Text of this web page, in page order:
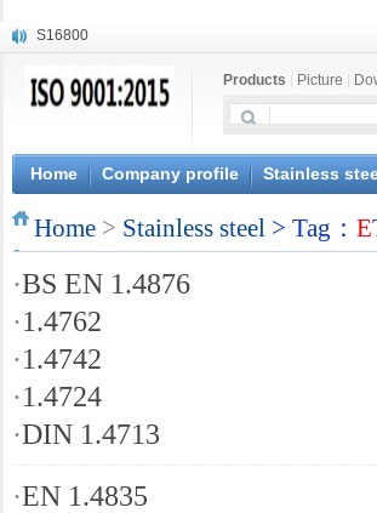
S16800
X20CrMoWV12-1
X6CrNiWNb16-16
1.4945
X3CrNiN18-11
NiCr20TiAl
S132
Products Picture
Home Company profile Stainless
Home > Stainless steel > Tag： E
·BS EN 1.4876
·1.4762
·1.4742
·1.4724
·DIN 1.4713
·EN 1.4835